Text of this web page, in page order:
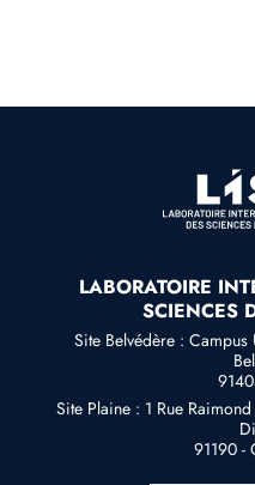
LABORATOIRE
SCIENCES
Site Belvédère :
Site Plaine : 1 Rue
91190 -